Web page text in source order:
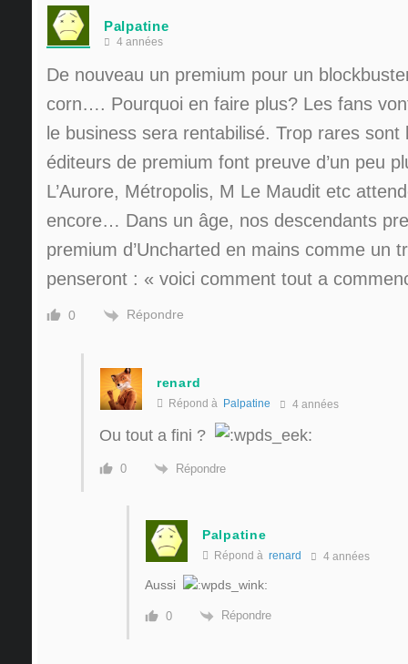
Palpatine
4 années
De nouveau un premium pour un
corn…. Pourquoi en faire plus? Les fans
le business sera rentabilisé. Trop rares sont
éditeurs de premium font preuve d’un peu
L’Aurore, Métropolis, M Le Maudit etc
encore… Dans un âge, nos descendants
premium d’Uncharted en mains comme un
penseront : « voici comment tout a
0 Répondre
renard
Répond à Palpatine 4 années
Ou tout a fini ?
0 Répondre
Palpatine
Répond à renard 4 années
Aussi
0 Répondre